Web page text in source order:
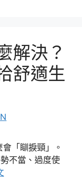
解決？
舒適生
「瞓捩頸」。
不當、過度使